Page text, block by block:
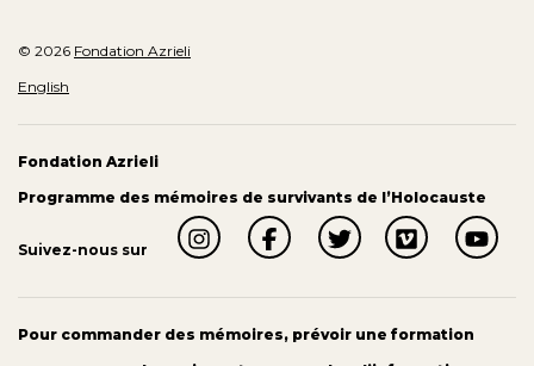
© 2026 Fondation Azrieli
English
Fondation Azrieli
Programme des mémoires de survivants de l’Holocauste
Suivez-nous sur
Pour commander des mémoires, prévoir une formation